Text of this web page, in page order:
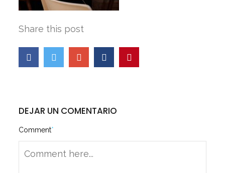
Share this post
DEJAR UN COMENTARIO
Comment*